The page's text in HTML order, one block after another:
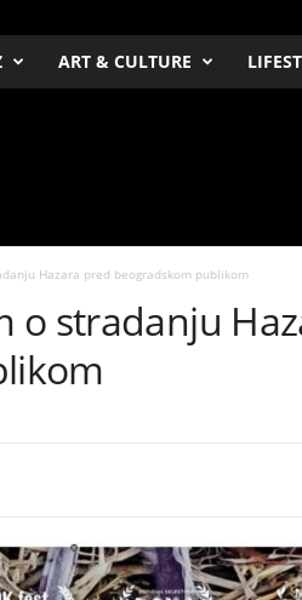
ART & CULTURE
Hazara pred beogradskom publikom
o stradanju